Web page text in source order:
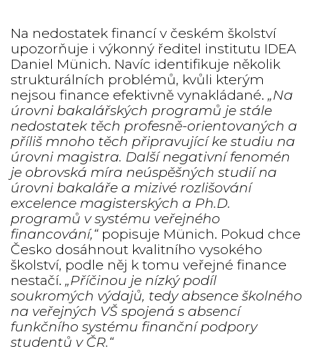
Na nedostatek financí v českém školství
upozorňuje i výkonný ředitel institutu IDEA
Daniel Münich. Navíc identifikuje několik
strukturálních problémů, kvůli kterým
nejsou finance efektivně vynakládané.„Na
úrovni bakalářských programů je stále
nedostatek těch profesně-orientovaných a
příliš mnoho těch připravující ke studiu na
úrovni magistra. Další negativní fenomén
je obrovská míra neúspěšných studií na
úrovni bakaláře a mizivé rozlišování
excelence magisterských a Ph.D.
programů v systému veřejného
financování,“ popisuje Münich. Pokud chce
Česko dosáhnout kvalitního vysokého
školství, podle něj k tomu veřejné finance
nestačí.„Příčinou je nízký podíl
soukromých výdajů, tedy absence školného
na veřejných VŠ spojená s absencí
funkčního systému finanční podpory
studentů v ČR.“